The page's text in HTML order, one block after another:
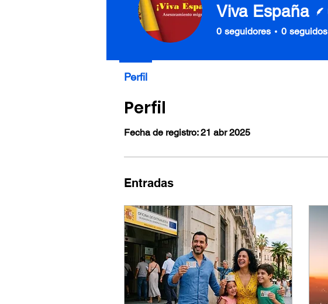
Perfil
Fecha de registro: 21 abr 2025
Entradas
Viva España
0 seguidores 0 seguidos
Perfil